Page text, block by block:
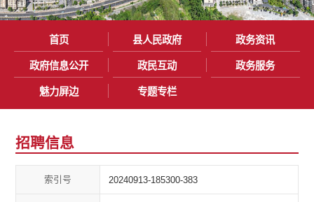
首页 县人民政府 政务资讯
政府信息公开 政民互动 政务服务
魅力屏边 专题专栏
招聘信息
索引号 20240913-185300-383